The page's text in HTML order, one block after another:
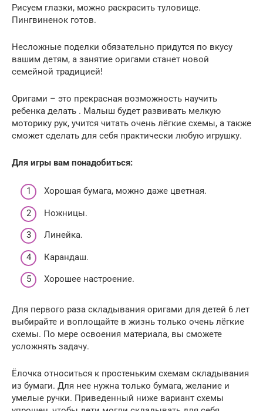
Рисуем глазки, можно раскрасить туловище.
Пингвиненок готов.
Несложные поделки обязательно придутся по вкусу
вашим детям, а занятие оригами станет новой
семейной традицией!
Оригами – это прекрасная возможность научить
ребенка делать . Малыш будет развивать мелкую
моторику рук, учится читать очень лёгкие схемы, а также
сможет сделать для себя практически любую игрушку.
Для игры вам понадобиться:
Хорошая бумага, можно даже цветная.
Ножницы.
Линейка.
Карандаш.
Хорошее настроение.
Для первого раза складывания оригами для детей 6 лет
выбирайте и воплощайте в жизнь только очень лёгкие
схемы. По мере освоения материала, вы сможете
усложнять задачу.
Ёлочка относиться к простеньким схемам складывания
из бумаги. Для нее нужна только бумага, желание и
умелые ручки. Приведенный ниже вариант схемы